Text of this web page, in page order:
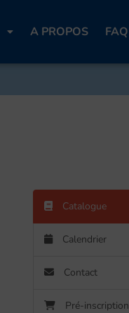
A PROPOS FAQ
Catalogue
Calendrier
Contact
Pré-inscription